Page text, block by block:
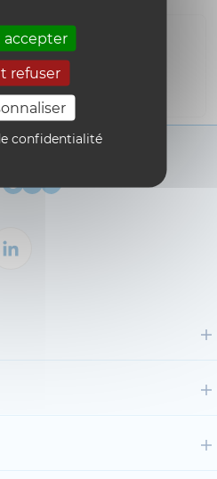
accepter
refuser
confidentialité